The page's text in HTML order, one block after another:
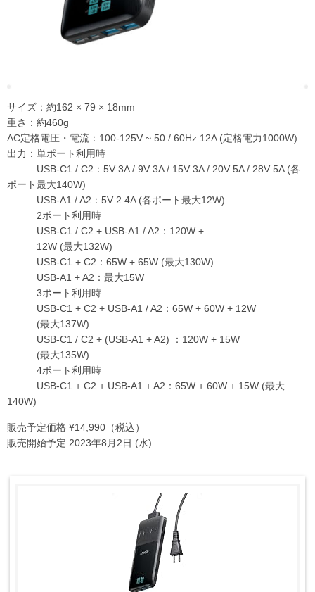
サイズ：約162 × 79 × 18mm
重さ：約460g
AC定格電圧・電流：100-125V ~ 50 / 60Hz 12A (定格電力1000W)
出力：単ポート利用時
USB-C1 / C2：5V 3A / 9V 3A / 15V 3A / 20V 5A / 28V 5A (各
ポート最大140W)
USB-A1 / A2：5V 2.4A (各ポート最大12W)
2ポート利用時
USB-C1 / C2 + USB-A1 / A2：120W +
12W (最大132W)
USB-C1 + C2：65W + 65W (最大130W)
USB-A1 + A2：最大15W
3ポート利用時
USB-C1 + C2 + USB-A1 / A2：65W + 60W + 12W
(最大137W)
USB-C1 / C2 + (USB-A1 + A2) ：120W + 15W
(最大135W)
4ポート利用時
USB-C1 + C2 + USB-A1 + A2：65W + 60W + 15W (最大
140W)
販売予定価格 ¥14,990（税込）
販売開始予定 2023年8月2日 (水)